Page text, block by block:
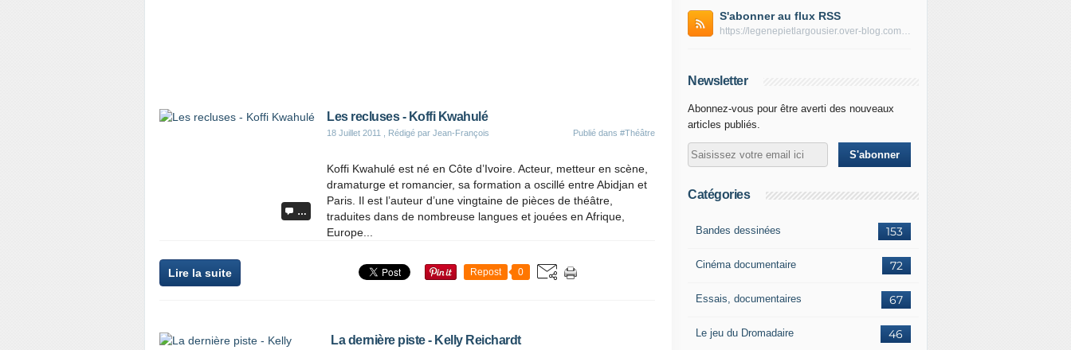
…
Les recluses - Koffi Kwahulé
18 Juillet 2011 , Rédigé par Jean-François Publié dans #Théâtre
Koffi Kwahulé est né en Côte d’Ivoire. Acteur, metteur en scène,
dramaturge et romancier, sa formation a oscillé entre Abidjan et
Paris. Il est l’auteur d’une vingtaine de pièces de théâtre,
traduites dans de nombreuse langues et jouées en Afrique,
Europe...
Lire la suite Repost 0
La dernière piste - Kelly Reichardt
S'abonner au flux RSS
https://legenepietlargousier.over-blog.com/rss
Newsletter
Abonnez-vous pour être averti des nouveaux
articles publiés.
Catégories
153
Bandes dessinées
72
Cinéma documentaire
67
Essais, documentaires
46
Le jeu du Dromadaire